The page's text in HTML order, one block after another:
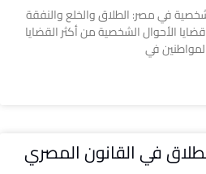
في مصر: الطلاق والخلع والنفقة
الأحوال الشخصية من أكثر القضايا
في
في القانون المصري